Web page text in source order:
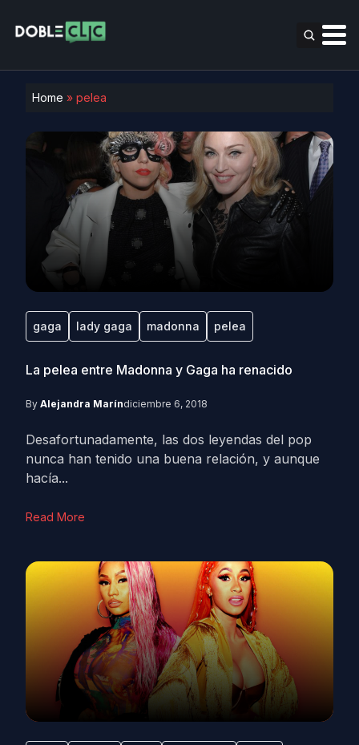
Home » pelea
gaga lady gaga madonna pelea
La pelea entre Madonna y Gaga ha renacido
By Alejandra Maríndiciembre 6, 2018
Desafortunadamente, las dos leyendas del pop
nunca han tenido una buena relación, y aunque
hacía...
Read More